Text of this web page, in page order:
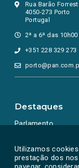
Utilizamos
prestação dos
Rua Barão
4050-273 Porto
Portugal
2ª a 6ª das
+351 228 329 273
Destaques
Parlamento